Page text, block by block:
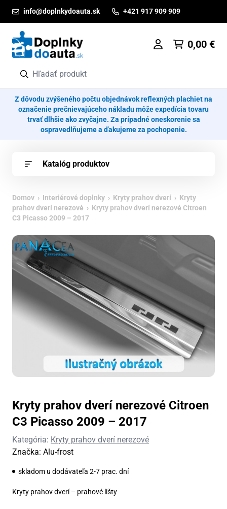
info@doplnkydoauta.sk +421 917 909 909
0,00 €
Z dôvodu zvýšeného počtu objednávok reflexných plachiet na
označenie prečnievajúceho nákladu môže expedícia tovaru
trvať dlhšie ako zvyčajne. Za prípadné oneskorenie sa
ospravedlňujeme a ďakujeme za pochopenie.
Katalóg produktov
Domov › Interiérové doplnky › Kryty prahov dverí › Kryty
prahov dverí nerezové › Kryty prahov dverí nerezové Citroen
C3 Picasso 2009 – 2017
Kryty prahov dverí nerezové Citroen
C3 Picasso 2009 – 2017
Kategória: Kryty prahov dverí nerezové
Značka: Alu-frost
skladom u dodávateľa 2-7 prac. dní
Kryty prahov dverí – prahové lišty